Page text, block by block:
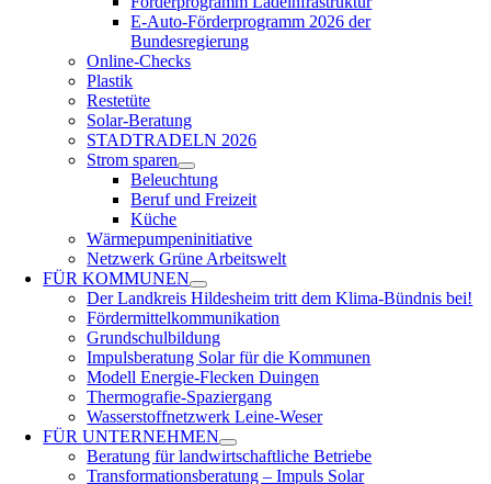
E-Auto-Förderprogramm 2026 der
Bundesregierung
Online-Checks
Plastik
Restetüte
Solar-Beratung
STADTRADELN 2026
Strom sparen
Beleuchtung
Beruf und Freizeit
Küche
Wärmepumpeninitiative
Netzwerk Grüne Arbeitswelt
FÜRKOMMUNEN
Der Landkreis Hildesheim tritt dem Klima-Bündnis bei!
Fördermittelkommunikation
Grundschulbildung
Impulsberatung Solar für die Kommunen
Modell Energie-Flecken Duingen
Thermografie-Spaziergang
Wasserstoffnetzwerk Leine-Weser
FÜRUNTERNEHMEN
Beratung für landwirtschaftliche Betriebe
Transformationsberatung – Impuls Solar